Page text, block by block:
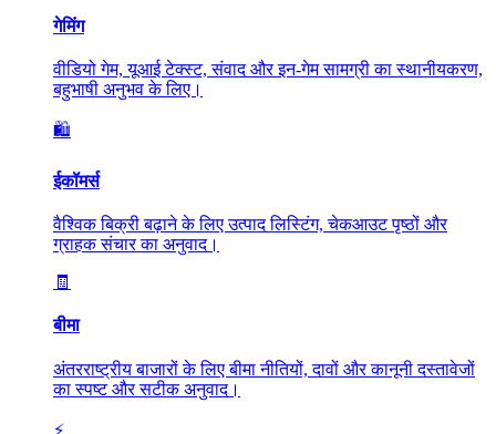
गेमिंग
वीडियो गेम, यूआई टेक्स्ट, संवाद और इन-गेम सामग्री का स्थानीयकरण,
बहुभाषी अनुभव के लिए।
🛍️
ईकॉमर्स
वैश्विक बिक्री बढ़ाने के लिए उत्पाद लिस्टिंग, चेकआउट पृष्ठों और
ग्राहक संचार का अनुवाद।
🧾
बीमा
अंतरराष्ट्रीय बाजारों के लिए बीमा नीतियों, दावों और कानूनी दस्तावेजों
का स्पष्ट और सटीक अनुवाद।
⚡